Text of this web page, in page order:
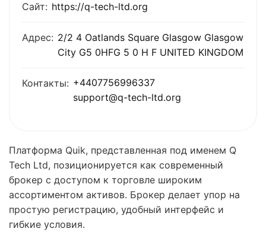
Сайт: https://q-tech-ltd.org
Адрес: 2/2 4 Oatlands Square Glasgow Glasgow
City G5 0HFG 5 0 H F UNITED KINGDOM
Контакты: +4407756996337
support@q-tech-ltd.org
Платформа Quik, представленная под именем Q
Tech Ltd, позиционируется как современный
брокер с доступом к торговле широким
ассортиментом активов. Брокер делает упор на
простую регистрацию, удобный интерфейс и
гибкие условия.